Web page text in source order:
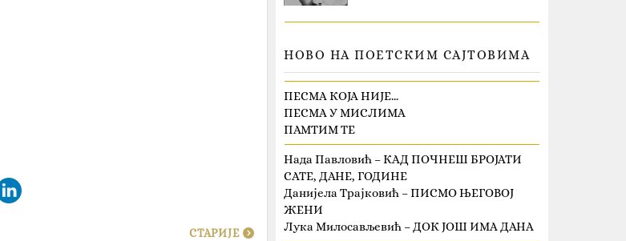
СТАРИЈЕ
НОВО НА ПОЕТСКИМ САЈТОВИМА
ПЕСМА КОЈА НИЈЕ…
ПЕСМА У МИСЛИМА
ПАМТИМ ТЕ
Нада Павловић – КАД ПОЧНЕШ БРОЈАТИ
САТЕ, ДАНЕ, ГОДИНЕ
Данијела Трајковић – ПИСМО ЊЕГОВОЈ
ЖЕНИ
Лука Милосављевић – ДОК ЈОШ ИМА ДАНА